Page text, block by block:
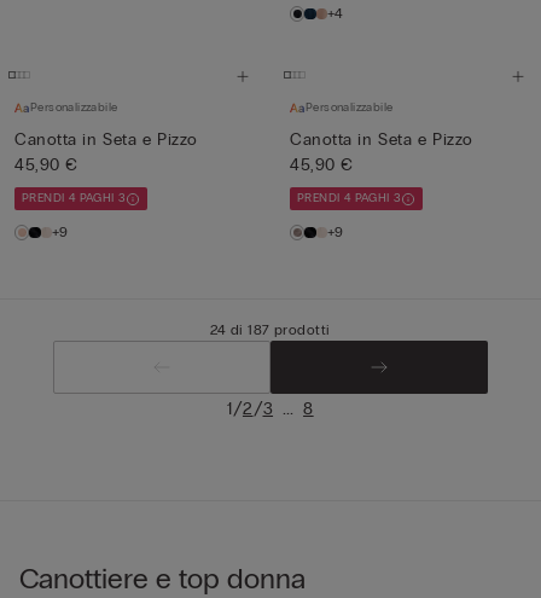
+4
Personalizzabile
Canotta in Seta e Pizzo
45,90 €
PRENDI 4 PAGHI 3
+9
Personalizzabile
Canotta in Seta e Pizzo
45,90 €
PRENDI 4 PAGHI 3
+9
24 di 187 prodotti
1/2/3 ... 8
Canottiere e top donna